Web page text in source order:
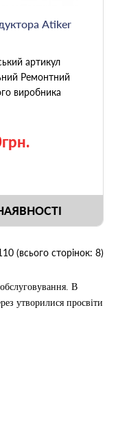
Atiker
артикул
Ремонтний
виробника
(всього сторінок: 8)
В
утворилися просвіти